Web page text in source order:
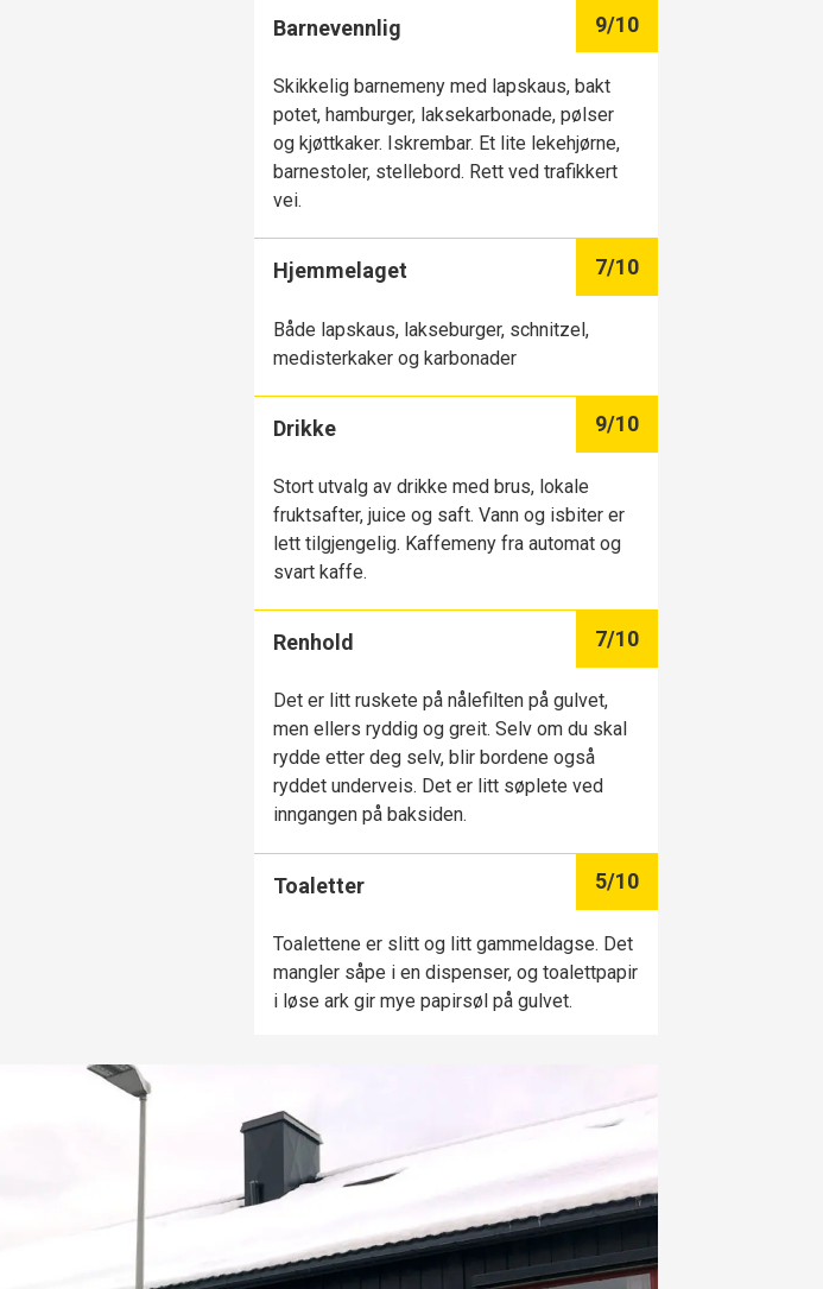
Barnevennlig 9/10
Skikkelig barnemeny med lapskaus, bakt
potet, hamburger, laksekarbonade, pølser
og kjøttkaker. Iskrembar. Et lite lekehjørne,
barnestoler, stellebord. Rett ved trafikkert
vei.
Hjemmelaget 7/10
Både lapskaus, lakseburger, schnitzel,
medisterkaker og karbonader
Drikke 9/10
Stort utvalg av drikke med brus, lokale
fruktsafter, juice og saft. Vann og isbiter er
lett tilgjengelig. Kaffemeny fra automat og
svart kaffe.
Renhold 7/10
Det er litt ruskete på nålefilten på gulvet,
men ellers ryddig og greit. Selv om du skal
rydde etter deg selv, blir bordene også
ryddet underveis. Det er litt søplete ved
inngangen på baksiden.
Toaletter 5/10
Toalettene er slitt og litt gammeldagse. Det
mangler såpe i en dispenser, og toalettpapir
i løse ark gir mye papirsøl på gulvet.